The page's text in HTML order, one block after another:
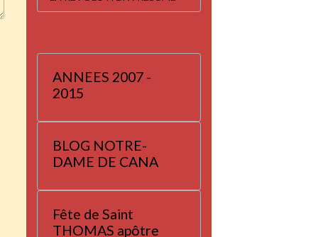
ANNEES 2007 -
2015
BLOG NOTRE-
DAME DE CANA
Fête de Saint
THOMAS apôtre